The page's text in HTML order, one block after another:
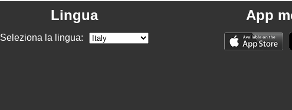
Lingua
Seleziona la lingua:
App